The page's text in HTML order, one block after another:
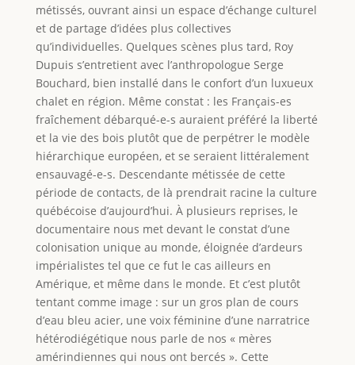
métissés, ouvrant ainsi un espace d’échange culturel
et de partage d’idées plus collectives
qu’individuelles. Quelques scènes plus tard, Roy
Dupuis s’entretient avec l’anthropologue Serge
Bouchard, bien installé dans le confort d’un luxueux
chalet en région. Même constat : les Français-es
fraîchement débarqué-e-s auraient préféré la liberté
et la vie des bois plutôt que de perpétrer le modèle
hiérarchique européen, et se seraient littéralement
ensauvagé-e-s. Descendante métissée de cette
période de contacts, de là prendrait racine la culture
québécoise d’aujourd’hui. À plusieurs reprises, le
documentaire nous met devant le constat d’une
colonisation unique au monde, éloignée d’ardeurs
impérialistes tel que ce fut le cas ailleurs en
Amérique, et même dans le monde. Et c’est plutôt
tentant comme image : sur un gros plan de cours
d’eau bleu acier, une voix féminine d’une narratrice
hétérodiégétique nous parle de nos « mères
amérindiennes qui nous ont bercés ». Cette